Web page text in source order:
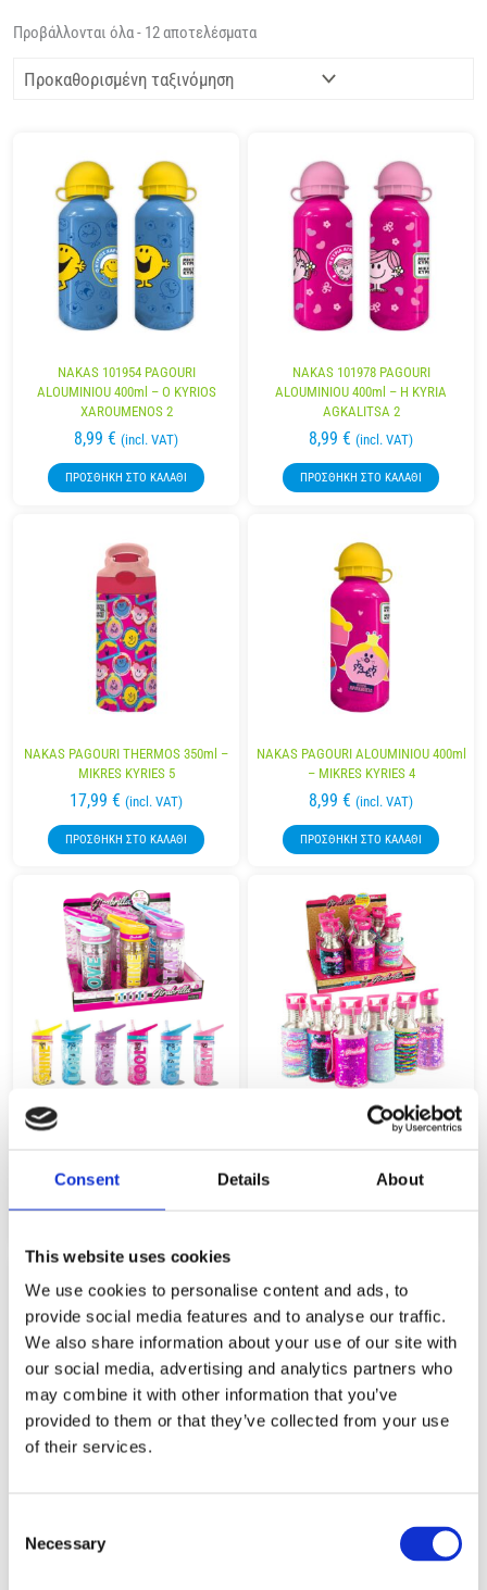
Consent Details About
This website uses cookies
We use cookies to personalise content and ads, to
provide social media features and to analyse our traffic.
We also share information about your use of our site with
our social media, advertising and analytics partners who
may combine it with other information that you’ve
provided to them or that they’ve collected from your use
of their services.
Selection
Necessary
Προβάλλονται όλα - 12 αποτελέσματα
NAKAS 101954 PAGOURI
ALOUMINIOU 400ml – O KYRIOS
XAROUMENOS 2
8,99 € (incl. VAT)
ΠΡΟΣΘΉΚΗ ΣΤΟ ΚΑΛΆΘΙ
NAKAS 101978 PAGOURI
ALOUMINIOU 400ml – H KYRIA
AGKALITSA 2
8,99 € (incl. VAT)
ΠΡΟΣΘΉΚΗ ΣΤΟ ΚΑΛΆΘΙ
NAKAS PAGOURI THERMOS 350ml –
MIKRES KYRIES 5
17,99 € (incl. VAT)
ΠΡΟΣΘΉΚΗ ΣΤΟ ΚΑΛΆΘΙ
NAKAS PAGOURI ALOUMINIOU 400ml
– MIKRES KYRIES 4
8,99 € (incl. VAT)
ΠΡΟΣΘΉΚΗ ΣΤΟ ΚΑΛΆΘΙ
NICE 02531 GIRABRILLA ECO WATER
12,99€
NICE 02535 GIRABRILLA STAINLESS
STEEL WATER BOTTLE WITH
(incl. VAT)
WATER BOTTLE JURASSIC 350ml
(incl. VAT)